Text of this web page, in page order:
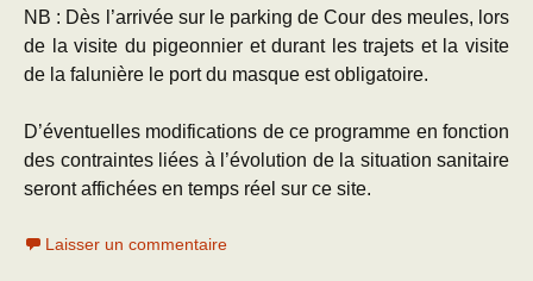
NB : Dès l’arrivée sur le parking de Cour des meules, lors
de la visite du pigeonnier et durant les trajets et la visite
de la falunière le port du masque est obligatoire.
D’éventuelles modifications de ce programme en fonction
des contraintes liées à l’évolution de la situation sanitaire
seront affichées en temps réel sur ce site.
Laisser un commentaire